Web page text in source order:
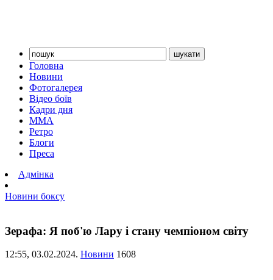
Головна
Новини
Фотогалерея
Відео боїв
Кадри дня
ММА
Ретро
Блоги
Преса
Адмінка
Новини боксу
Зерафа: Я поб'ю Лару і стану чемпіоном світу
12:55, 03.02.2024. Новини 1608